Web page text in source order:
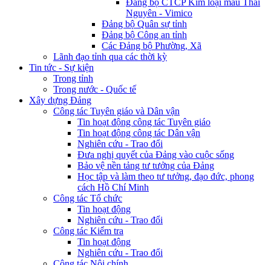
Nguyên - Vimico
Đảng bộ Quân sự tỉnh
Đảng bộ Công an tỉnh
Các Đảng bộ Phường, Xã
Lãnh đạo tỉnh qua các thời kỳ
Tin tức - Sự kiện
Trong tỉnh
Trong nước - Quốc tế
Xây dựng Đảng
Công tác Tuyên giáo và Dân vận
Tin hoạt động công tác Tuyên giáo
Tin hoạt động công tác Dân vận
Nghiên cứu - Trao đổi
Đưa nghị quyết của Đảng vào cuộc sống
Bảo vệ nền tảng tư tưởng của Đảng
Học tập và làm theo tư tưởng, đạo đức, phong
cách Hồ Chí Minh
Công tác Tổ chức
Tin hoạt động
Nghiên cứu - Trao đổi
Công tác Kiểm tra
Tin hoạt động
Nghiên cứu - Trao đổi